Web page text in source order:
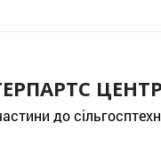
до